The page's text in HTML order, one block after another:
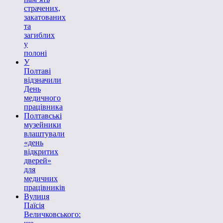
страчених,
закатованих
та
загиблих
у
полоні
У
Полтаві
відзначили
День
медичного
працівника
Полтавські
музейники
влаштували
«день
відкритих
дверей»
для
медичних
працівників
Вулиця
Паїсія
Величковського: